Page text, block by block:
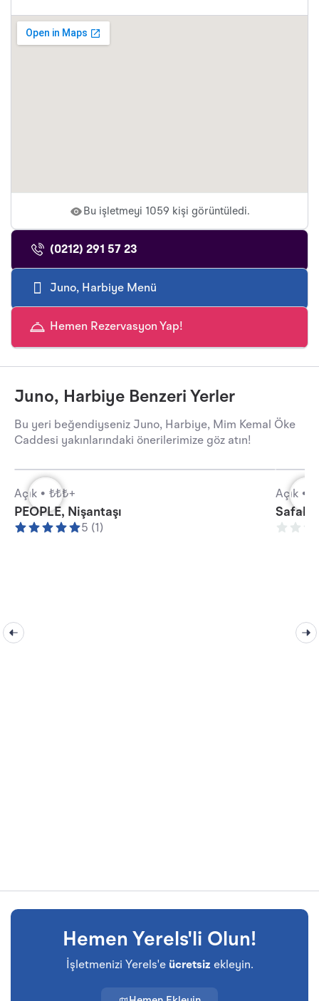
Bu işletmeyi 1059 kişi görüntüledi.
(0212) 291 57 23
Juno, Harbiye Menü
Hemen Rezervasyon Yap!
Juno, Harbiye Benzeri Yerler
Bu yeri beğendiyseniz Juno, Harbiye, Mim Kemal Öke
Caddesi yakınlarındaki önerilerimize göz atın!
Açık • ₺₺₺+
PEOPLE, Nişantaşı
5 (1)
Açık •
Hemen Yerels'li Olun!
İşletmenizi Yerels'e ücretsiz ekleyin.